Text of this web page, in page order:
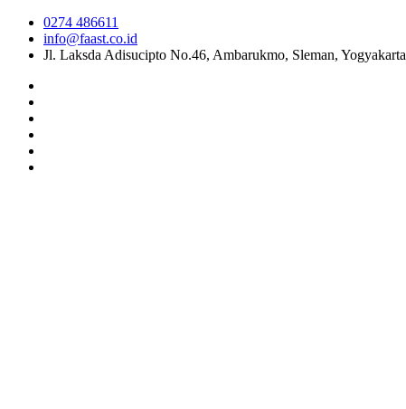
0274 486611
info@faast.co.id
Jl. Laksda Adisucipto No.46, Ambarukmo, Sleman, Yogyakarta